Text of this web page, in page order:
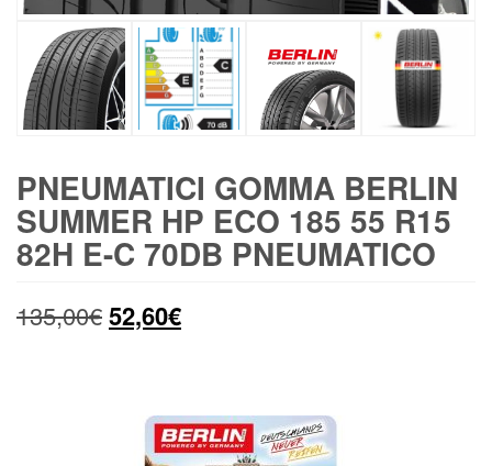
PNEUMATICI GOMMA BERLIN
SUMMER HP ECO 185 55 R15
82H E-C 70DB PNEUMATICO
135,00€Il
52,60€Il
è: